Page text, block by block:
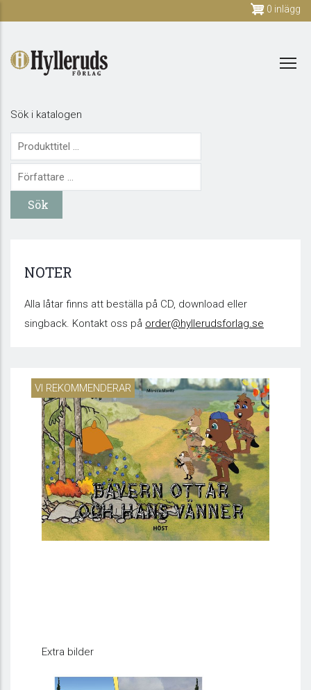
main
content
0 inlägg
Sök i katalogen
NOTER
Alla låtar finns att beställa på CD, download eller
singback. Kontakt oss på order@hyllerudsforlag.se
VI REKOMMENDERAR
Extra bilder